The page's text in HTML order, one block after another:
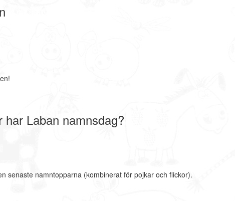
Laban namnsdag?
senaste namntopparna (kombinerat för pojkar och flickor).